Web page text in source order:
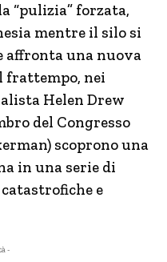
“pulizia” forzata,
mentre il silo si
affronta una nuova
frattempo, nei
Helen Drew
del Congresso
scoprono una
in una serie di
e
-